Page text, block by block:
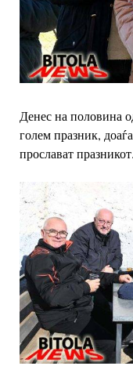
Денес на половина
голем празник,
прослават празникот.